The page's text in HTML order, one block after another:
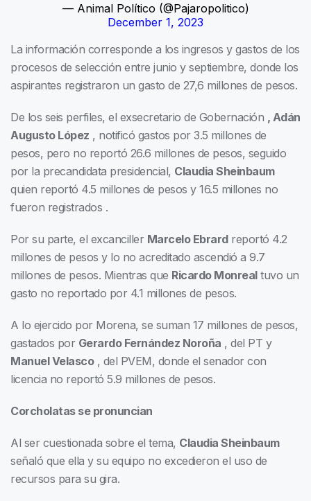
— Animal Político (@Pajaropolitico)
December 1, 2023
La información corresponde a los ingresos y gastos de los
procesos de selección entre junio y septiembre, donde los
aspirantes registraron un gasto de 27,6 millones de pesos.
De los seis perfiles, el exsecretario de Gobernación , Adán
Augusto López , notificó gastos por 3.5 millones de
pesos, pero no reportó 26.6 millones de pesos, seguido
por la precandidata presidencial, Claudia Sheinbaum
quien reportó 4.5 millones de pesos y 16.5 millones no
fueron registrados .
Por su parte, el excanciller Marcelo Ebrardreportó 4.2
millones de pesos y lo no acreditado ascendió a 9.7
millones de pesos. Mientras que Ricardo Monrealtuvo un
gasto no reportado por 4.1 millones de pesos.
A lo ejercido por Morena, se suman 17 millones de pesos,
gastados por Gerardo Fernández Noroña , del PT y
Manuel Velasco, del PVEM, donde el senador con
licencia no reportó 5.9 millones de pesos.
Corcholatas se pronuncian
Al ser cuestionada sobre el tema, Claudia Sheinbaum
señaló que ella y su equipo no excedieron el uso de
recursos para su gira.